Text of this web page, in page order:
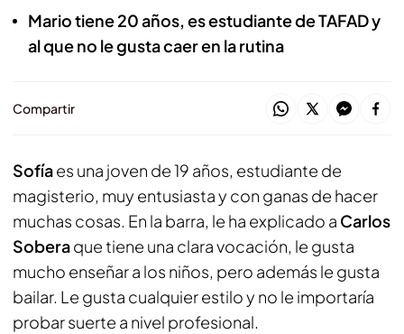
Mario tiene 20 años, es estudiante de TAFAD y
al que no le gusta caer en la rutina
Compartir
Sofíaes una joven de 19 años, estudiante de
magisterio, muy entusiasta y con ganas de hacer
muchas cosas. En la barra, le ha explicado a Carlos
Soberaque tiene una clara vocación, le gusta
mucho enseñar a los niños, pero además le gusta
bailar. Le gusta cualquier estilo y no le importaría
probar suerte a nivel profesional.